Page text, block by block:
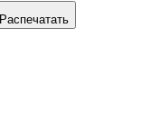
Распечатать